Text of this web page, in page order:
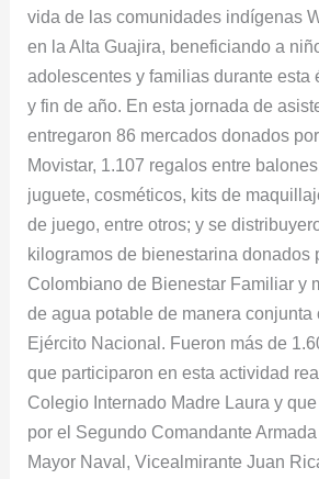
vida de las comunidades indígenas
en la Alta Guajira, beneficiando a
adolescentes y familias durante esta
y fin de año. En esta jornada de
entregaron 86 mercados donados
Movistar, 1.107 regalos entre
juguete, cosméticos, kits de
de juego, entre otros; y se
kilogramos de bienestarina donados
Colombiano de Bienestar Familiar y
de agua potable de manera conjunta
Ejército Nacional. Fueron más de
que participaron en esta actividad
Colegio Internado Madre Laura y
por el Segundo Comandante
Mayor Naval, Vicealmirante Juan
Karasúa
en
la
Alta
Guajira